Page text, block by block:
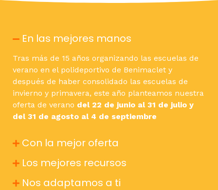
En las mejores manos
Tras más de 15 años organizando las escuelas de
verano en el polideportivo de Benimaclet y
después de haber consolidado las escuelas de
invierno y primavera, este año planteamos nuestra
oferta de verano del 22 de junio al 31 de julio y
del 31 de agosto al 4 de septiembre
Con la mejor oferta
Los mejores recursos
Nos adaptamos a ti